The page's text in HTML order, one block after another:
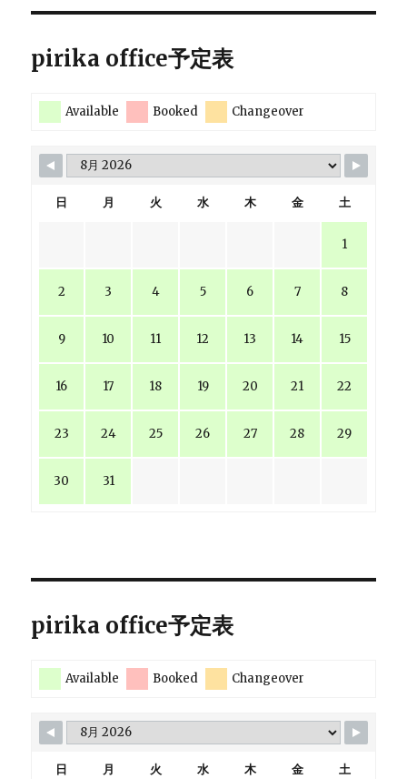
pirika office予定表
Available Booked Changeover
日 月 火 水 木 金 土
1
2 3 4 5 6 7 8
9 10 11 12 13 14 15
16 17 18 19 20 21 22
23 24 25 26 27 28 29
30 31
pirika office予定表
Available Booked Changeover
日 月 火 水 木 金 土